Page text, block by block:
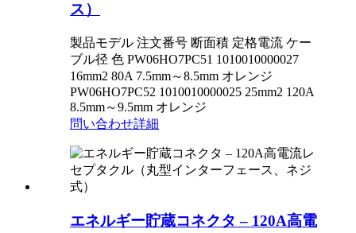
ス）
製品モデル 注文番号 断面積 定格電流 ケー
ブル径 色 PW06HO7PC51 1010010000027
16mm2 80A 7.5mm～8.5mm オレンジ
PW06HO7PC52 1010010000025 25mm2 120A
8.5mm～9.5mm オレンジ
問い合わせ詳細
エネルギー貯蔵コネクタ – 120A高電